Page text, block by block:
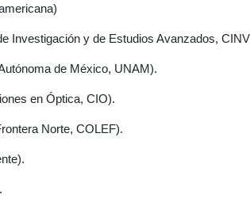
Investigación y de Estudios Avanzados,
de México, UNAM).
en Óptica, CIO).
Norte, COLEF).